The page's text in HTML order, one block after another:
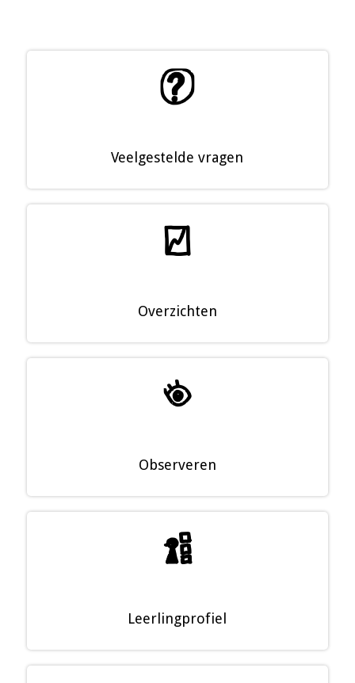
?
Veelgestelde vragen
§
Overzichten
£
Observeren
Ű
Leerlingprofiel